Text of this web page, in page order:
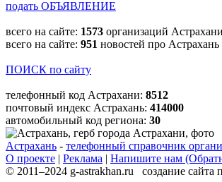
подать ОБЪЯВЛЕНИЕ
всего на сайте: 1573 организаций Астрахани
всего на сайте: 951 новостей про Астрахань
ПОИСК по сайту
телефонный код Астрахани: 8512
почтовый индекс Астрахань: 414000
автомобильный код региона: 30
Астрахань - телефонный справочник
О проекте | Реклама | Напишите нам
© 2011–2024 g-astrakhan.ru создание сайта